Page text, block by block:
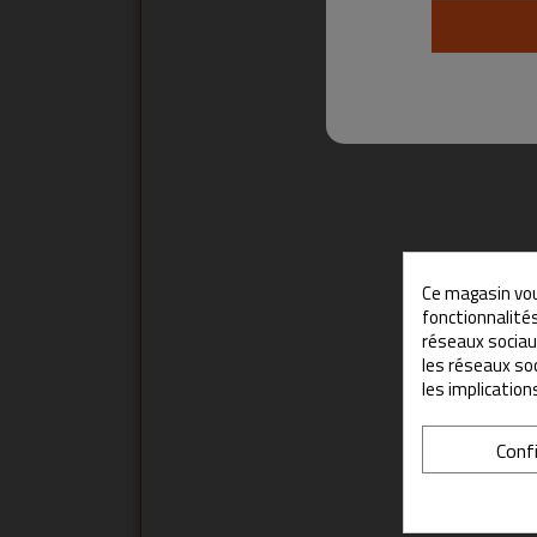
Ce magasin
réseaux
les réseaux
les